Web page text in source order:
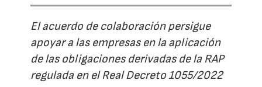
El acuerdo de colaboración persigue
apoyar a las empresas en la aplicación
de las obligaciones derivadas de la RAP
regulada en el Real Decreto 1055/2022